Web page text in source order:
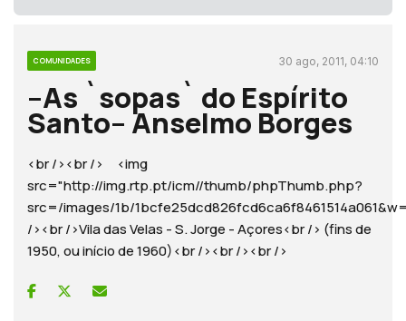
COMUNIDADES 30 ago, 2011, 04:10
–As `sopas` do Espírito
Santo– Anselmo Borges
<br /><br /> <img
src="http://img.rtp.pt/icm//thumb/phpThumb.php?
src=/images/1b/
/><br />Vila das Velas - S. Jorge - Açores<br /> (fins de
1950, ou início de 1960)<br /><br /><br />